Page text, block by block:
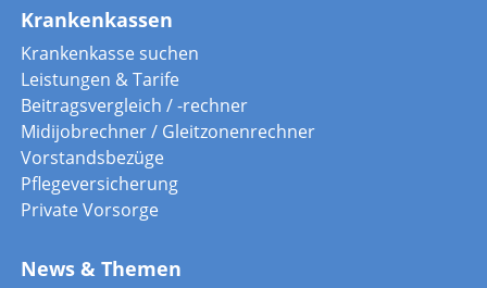
Krankenkassen
Krankenkasse suchen
Leistungen & Tarife
Beitragsvergleich / -rechner
Midijobrechner / Gleitzonenrechner
Vorstandsbezüge
Pflegeversicherung
Private Vorsorge
News & Themen